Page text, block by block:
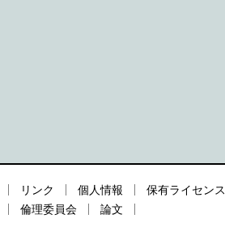
リンク 個人情報
保有ライセンス
倫理委員会
論文